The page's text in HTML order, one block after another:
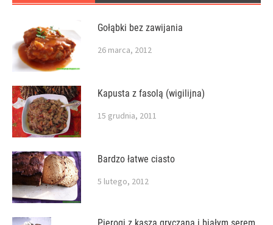
Gołąbki bez zawijania
26 marca, 2012
Kapusta z fasolą (wigilijna)
15 grudnia, 2011
Bardzo łatwe ciasto
5 lutego, 2012